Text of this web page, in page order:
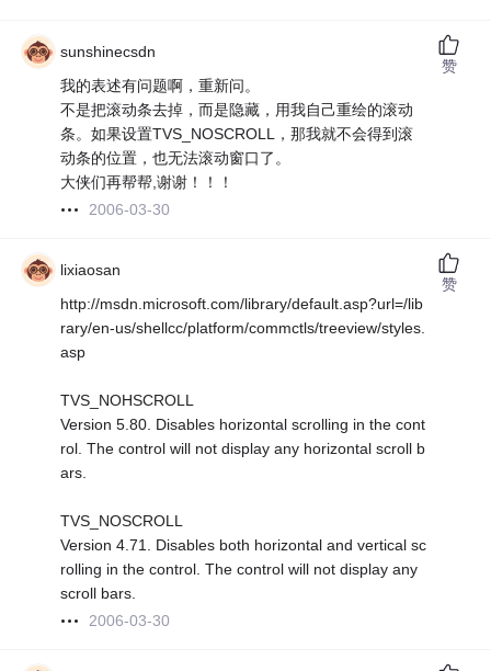
sunshinecsdn
我的表述有问题啊，重新问。
不是把滚动条去掉，而是隐藏，用我自己重绘的滚动
条。如果设置TVS_NOSCROLL，那我就不会得到滚
动条的位置，也无法滚动窗口了。
大侠们再帮帮,谢谢！！！
2006-03-30
赞
lixiaosan
http://msdn.microsoft.com/library/default.asp?url=/lib
rary/en-us/shellcc/platform/commctls/treeview/styles.
asp
TVS_NOHSCROLL
Version 5.80. Disables horizontal scrolling in the cont
rol. The control will not display any horizontal scroll b
ars.
TVS_NOSCROLL
Version 4.71. Disables both horizontal and vertical sc
rolling in the control. The control will not display any
scroll bars.
2006-03-30
赞